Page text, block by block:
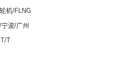
机/FLNG
宁波/广州
T/T